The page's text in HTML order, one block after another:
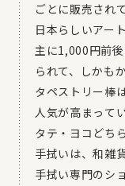
ごとに販売され
日本らしいアー
主に1,000円前
られて、しかも
タペストリー棒
人気が高まって
タテ・ヨコどち
手拭いは、和雑
手拭い専門のシ